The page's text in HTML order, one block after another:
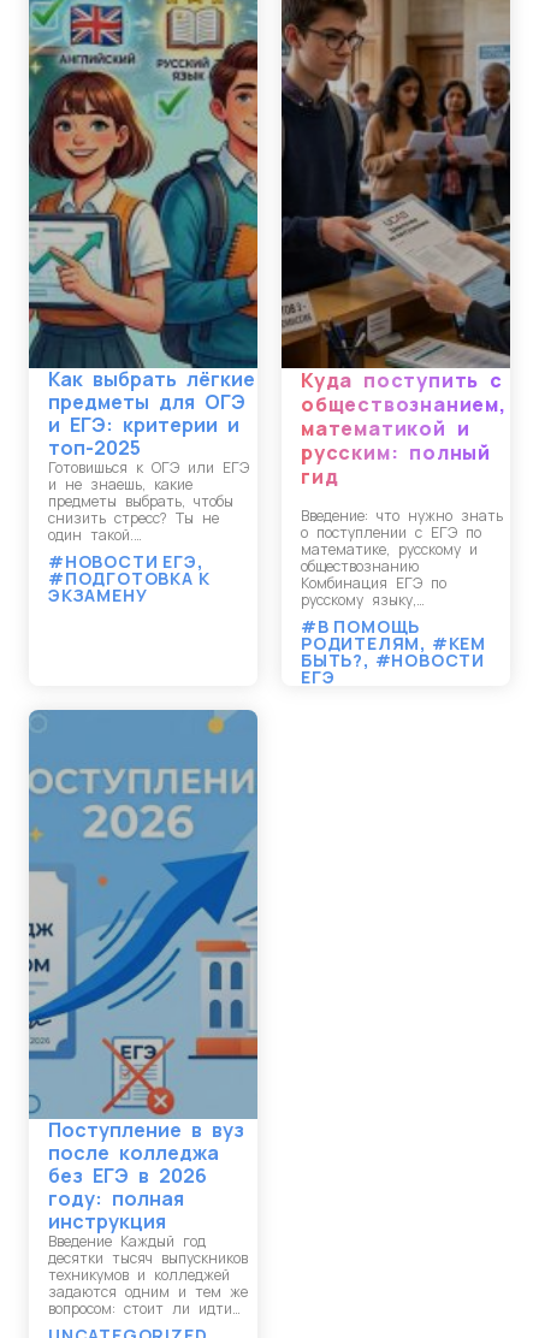
Как выбрать лёгкие
предметы для ОГЭ
и ЕГЭ: критерии и
топ-2025
Готовишься к ОГЭ или ЕГЭ
и не знаешь, какие
предметы выбрать, чтобы
снизить стресс? Ты не
один такой.…
#НОВОСТИ ЕГЭ,
#ПОДГОТОВКА К
ЭКЗАМЕНУ
Куда поступить с
обществознанием,
математикой и
русским: полный
гид
Введение: что нужно знать
о поступлении с ЕГЭ по
математике, русскому и
обществознанию
Комбинация ЕГЭ по
русскому языку,…
#В ПОМОЩЬ
РОДИТЕЛЯМ, #КЕМ
БЫТЬ?, #НОВОСТИ
ЕГЭ
Поступление в вуз
после колледжа
без ЕГЭ в 2026
году: полная
инструкция
Введение Каждый год
десятки тысяч выпускников
техникумов и колледжей
задаются одним и тем же
вопросом: стоит ли идти…